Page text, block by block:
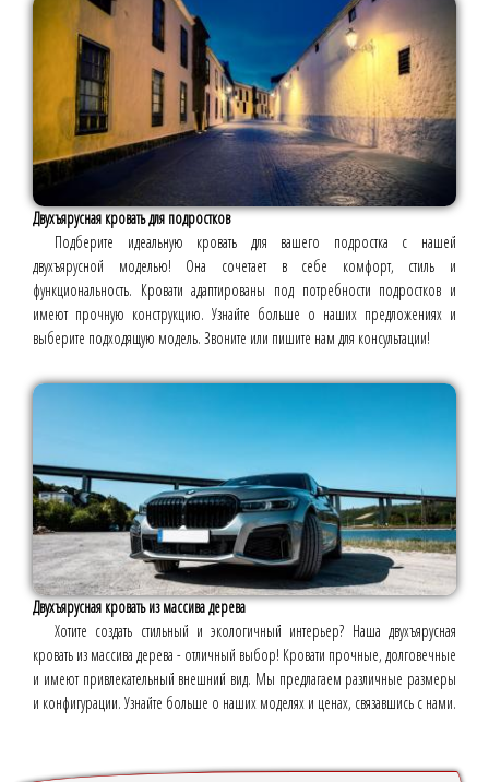
Двухъярусная кровать для подростков
Подберите идеальную кровать для вашего подростка с нашей
двухъярусной моделью! Она сочетает в себе комфорт, стиль и
функциональность. Кровати адаптированы под потребности подростков и
имеют прочную конструкцию. Узнайте больше о наших предложениях и
выберите подходящую модель. Звоните или пишите нам для консультации!
Двухъярусная кровать из массива дерева
Хотите создать стильный и экологичный интерьер? Наша двухъярусная
кровать из массива дерева - отличный выбор! Кровати прочные, долговечные
и имеют привлекательный внешний вид. Мы предлагаем различные размеры
и конфигурации. Узнайте больше о наших моделях и ценах, связавшись с нами.